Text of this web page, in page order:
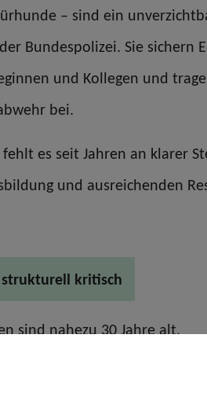
– sind ein
Bundespolizei. Sie sichern
und Kollegen und
bei.
es seit Jahren an klarer
und ausreichenden
strukturell kritisch
sind nahezu 30 Jahre alt.
und Fortbildungskonzepte
und schwindendem